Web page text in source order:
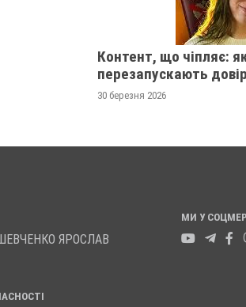
Контент, що чіпляє:
перезапускають
30 березня 2026
ЯРОСЛАВ
МИ У